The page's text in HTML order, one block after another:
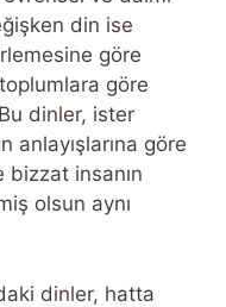
din ise
göre
göre
dinler, ister
anlayışlarına göre
insanın
olsun aynı
dinler, hatta